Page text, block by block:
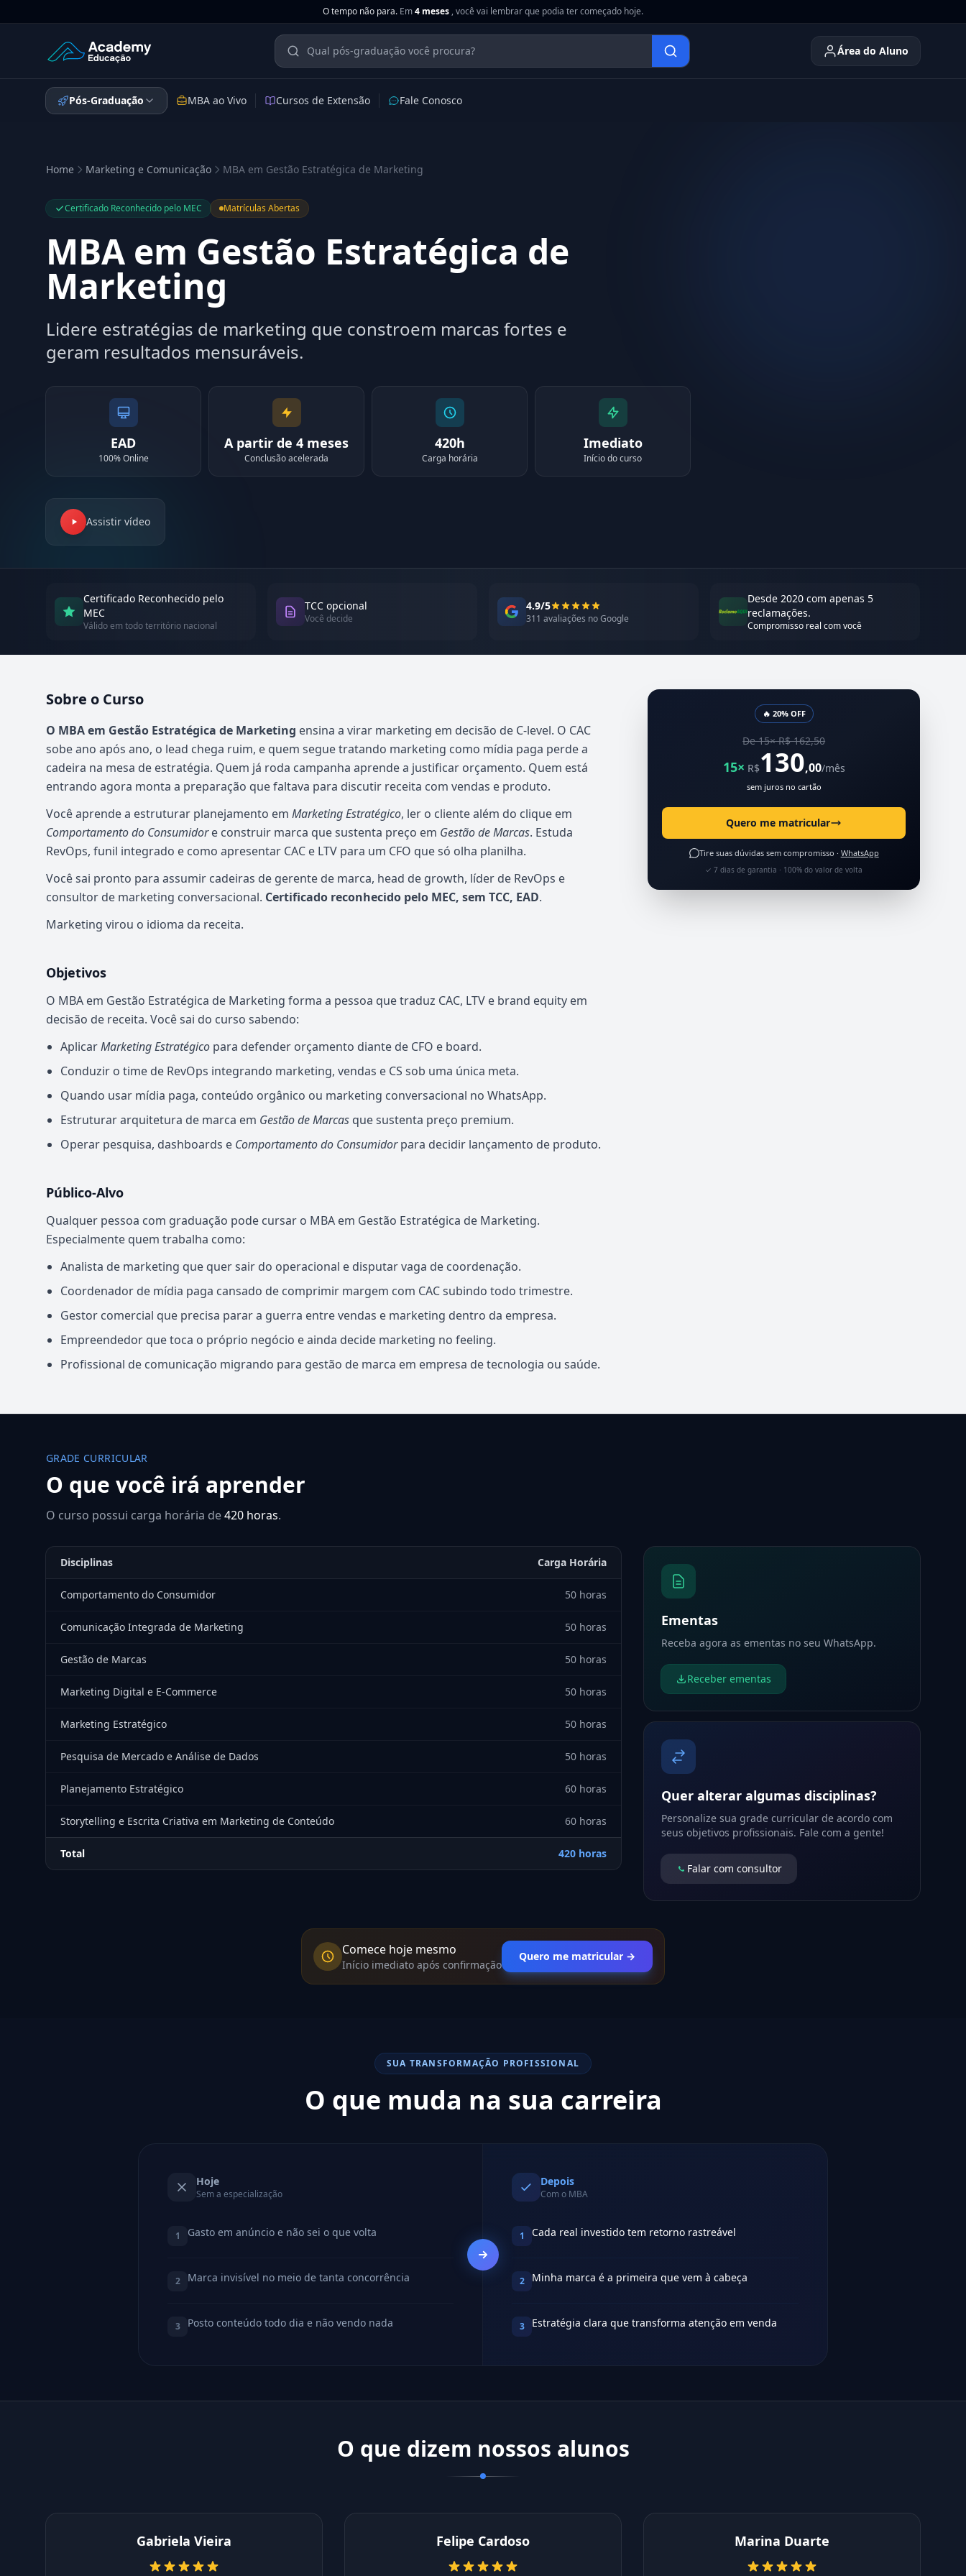
O tempo não para. Em4 meses , você vai lembrar que podia ter começado hoje.
Academy Educação — Página Inicial Área do Aluno
Pós-Graduação MBA ao Vivo Cursos de Extensão Fale Conosco
Home Marketing e Comunicação MBA em Gestão Estratégica de Marketing
Certificado Reconhecido pelo MEC Matrículas Abertas
MBA em Gestão Estratégica de
Marketing
Lidere estratégias de marketing que constroem marcas fortes e
geram resultados mensuráveis.
EAD
100% Online
A partir de 4 meses
Conclusão acelerada
420h
Carga horária
Imediato
Início do curso
Assistir vídeo
Certificado Reconhecido pelo
MEC
Válido em todo território nacional
TCC opcional
Você decide
4.9/5
311 avaliações no Google
Desde 2020 com apenas 5
reclamações.
Compromisso real com você
Sobre o Curso
Atualizado em abril de 2026
O MBA em Gestão Estratégica de Marketing ensina a virar marketing em decisão de C-level. O CAC
sobe ano após ano, o lead chega ruim, e quem segue tratando marketing como mídia paga perde a
cadeira na mesa de estratégia. Quem já roda campanha aprende a justificar orçamento. Quem está
entrando agora monta a preparação que faltava para discutir receita com vendas e produto.
Você aprende a estruturar planejamento em Marketing Estratégico, ler o cliente além do clique em
Comportamento do Consumidore construir marca que sustenta preço em Gestão de Marcas. Estuda
RevOps, funil integrado e como apresentar CAC e LTV para um CFO que só olha planilha.
Você sai pronto para assumir cadeiras de gerente de marca, head de growth, líder de RevOps e
consultor de marketing conversacional. Certificado reconhecido pelo MEC, sem TCC, EAD.
Marketing virou o idioma da receita.
Objetivos
O MBA em Gestão Estratégica de Marketing forma a pessoa que traduz CAC, LTV e brand equity em
decisão de receita. Você sai do curso sabendo:
AplicarMarketing Estratégico para defender orçamento diante de CFO e board.
Conduzir o time de RevOps integrando marketing, vendas e CS sob uma única meta.
Quando usar mídia paga, conteúdo orgânico ou marketing conversacional no WhatsApp.
Estruturar arquitetura de marca em Gestão de Marcas que sustenta preço premium.
Operar pesquisa, dashboards e Comportamento do Consumidorpara decidir lançamento de produto.
Público-Alvo
Qualquer pessoa com graduação pode cursar o MBA em Gestão Estratégica de Marketing.
Especialmente quem trabalha como:
Analista de marketing que quer sair do operacional e disputar vaga de coordenação.
Coordenador de mídia paga cansado de comprimir margem com CAC subindo todo trimestre.
Gestor comercial que precisa parar a guerra entre vendas e marketing dentro da empresa.
Empreendedor que toca o próprio negócio e ainda decide marketing no feeling.
Profissional de comunicação migrando para gestão de marca em empresa de tecnologia ou saúde.
🔥 20% OFF
De 15× R$ 162,50
15× R$130,00/mês
sem juros no cartão
Quero me matricular
Tire suas dúvidas sem compromisso · WhatsApp
✓ 7 dias de garantia · 100% do valor de volta
GRADE CURRICULAR
O que você irá aprender
O curso possui carga horária de420 horas.
Disciplinas Carga Horária
Comportamento do Consumidor 50 horas
Comunicação Integrada de Marketing 50 horas
Gestão de Marcas 50 horas
Marketing Digital e E-Commerce 50 horas
Marketing Estratégico 50 horas
Pesquisa de Mercado e Análise de Dados 50 horas
Planejamento Estratégico 60 horas
Storytelling e Escrita Criativa em Marketing de Conteúdo 60 horas
Total 420 horas
Ementas
Receba agora as ementas no seu WhatsApp.
Receber ementas
Quer alterar algumas disciplinas?
Personalize sua grade curricular de acordo com
seus objetivos profissionais. Fale com a gente!
Falar com consultor
Comece hoje mesmo
Início imediato após confirmação
Quero me matricular →
SUA TRANSFORMAÇÃO PROFISSIONAL
O que muda na sua carreira
Hoje
Sem a especialização
1 Gasto em anúncio e não sei o que volta
2 Marca invisível no meio de tanta concorrência
3 Posto conteúdo todo dia e não vendo nada
Depois
Com o MBA
1 Cada real investido tem retorno rastreável
2 Minha marca é a primeira que vem à cabeça
3 Estratégia clara que transforma atenção em venda
O que dizem nossos alunos
Gabriela Vieira Felipe Cardoso Marina Duarte